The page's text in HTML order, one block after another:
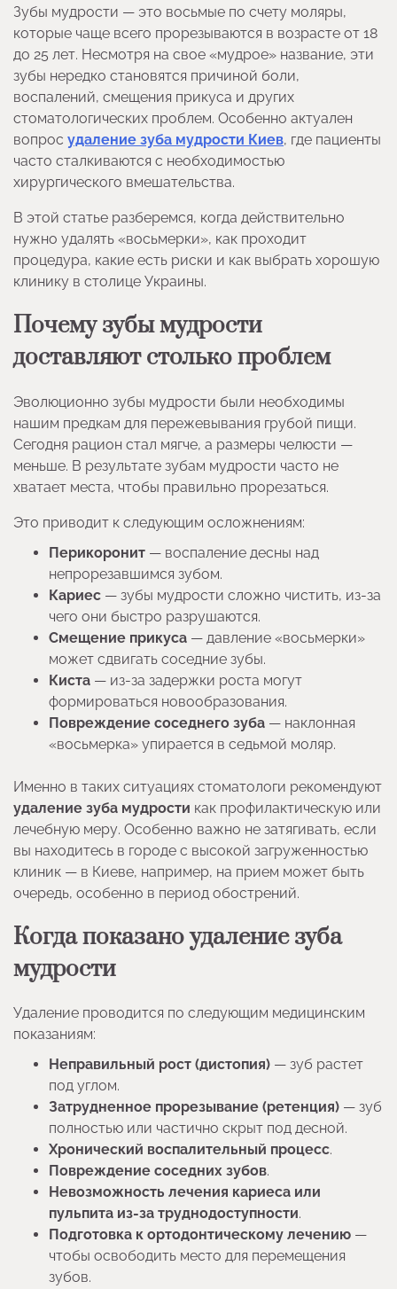
Зубы мудрости — это восьмые по счету моляры,
которые чаще всего прорезываются в возрасте от 18
до 25 лет. Несмотря на свое «мудрое» название, эти
зубы нередко становятся причиной боли,
воспалений, смещения прикуса и других
стоматологических проблем. Особенно актуален
вопрос удаление зуба мудрости Киев, где пациенты
часто сталкиваются с необходимостью
хирургического вмешательства.
В этой статье разберемся, когда действительно
нужно удалять «восьмерки», как проходит
процедура, какие есть риски и как выбрать хорошую
клинику в столице Украины.
Почему зубы мудрости
доставляют столько проблем
Эволюционно зубы мудрости были необходимы
нашим предкам для пережевывания грубой пищи.
Сегодня рацион стал мягче, а размеры челюсти —
меньше. В результате зубам мудрости часто не
хватает места, чтобы правильно прорезаться.
Это приводит к следующим осложнениям:
Перикоронит — воспаление десны над
непрорезавшимся зубом.
Кариес — зубы мудрости сложно чистить, из-за
чего они быстро разрушаются.
Смещение прикуса — давление «восьмерки»
может сдвигать соседние зубы.
Киста — из-за задержки роста могут
формироваться новообразования.
Повреждение соседнего зуба — наклонная
«восьмерка» упирается в седьмой моляр.
Именно в таких ситуациях стоматологи рекомендуют
удаление зуба мудрости как профилактическую или
лечебную меру. Особенно важно не затягивать, если
вы находитесь в городе с высокой загруженностью
клиник — в Киеве, например, на прием может быть
очередь, особенно в период обострений.
Когда показано удаление зуба
мудрости
Удаление проводится по следующим медицинским
показаниям:
Неправильный рост (дистопия) — зуб растет
под углом.
Затрудненное прорезывание (ретенция) — зуб
полностью или частично скрыт под десной.
Хронический воспалительный процесс.
Повреждение соседних зубов.
Невозможность лечения кариеса или
пульпита из-за труднодоступности.
Подготовка к ортодонтическому лечению —
чтобы освободить место для перемещения
зубов.